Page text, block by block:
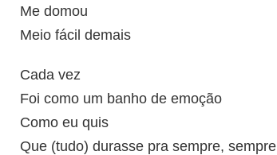
Me domou
Meio fácil demais
Cada vez
Foi como um banho de emoção
Como eu quis
Que (tudo) durasse pra sempre, sempre